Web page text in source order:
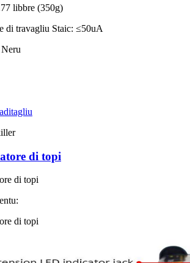
libbre (350g)
di travagliu Staic: ≤50uA
ditagliu
di topi
di topi
di topi